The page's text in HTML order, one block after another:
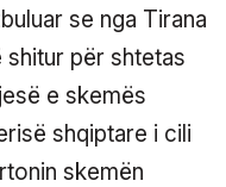
se nga Tirana
shitur për shtetas
e skemës
shqiptare i cili
skemën